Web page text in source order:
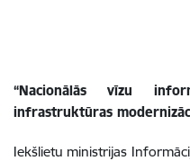
“Nacionālās vīzu
infrastruktūras
Iekšlietu ministrijas